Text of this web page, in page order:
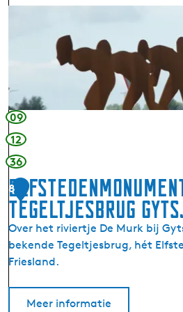
u
j
e
B
a
r
t
l
e
h
i
e
r
i
i
d
e
r
09
12
36
8
Tegeltjesbrug
Over het riviertje De Murk bij
bekende Tegeltjesbrug, hét
Friesland.
Meer informatie